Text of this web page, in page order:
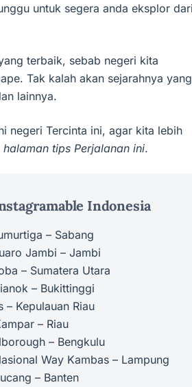
untuk segera anda eksplor dari
terbaik, sebab negeri kita
Tak kalah akan sejarahnya yang
lainnya.
negeri Tercinta ini, agar kita lebih
tips Perjalanan ini.
Indonesia
– Sabang
Jambi – Jambi
– Sumatera Utara
– Bukittinggi
– Kepulauan Riau
– Riau
– Bengkulu
Way Kambas – Lampung
– Banten